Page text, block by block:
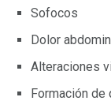
Sofocos
Dolor
Alteraciones
Formación